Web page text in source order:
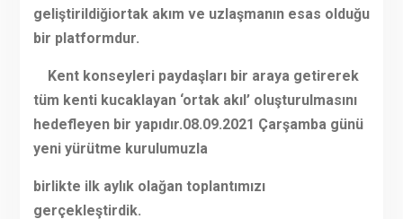
geliştirildiğiortak akım ve uzlaşmanın esas olduğu
bir platformdur.
Kent konseyleri paydaşları bir araya getirerek
tüm kenti kucaklayan ‘ortak akıl’ oluşturulmasını
hedefleyen bir yapıdır.08.09.2021 Çarşamba günü
yeni yürütme kurulumuzla
birlikte ilk aylık olağan toplantımızı
gerçekleştirdik.